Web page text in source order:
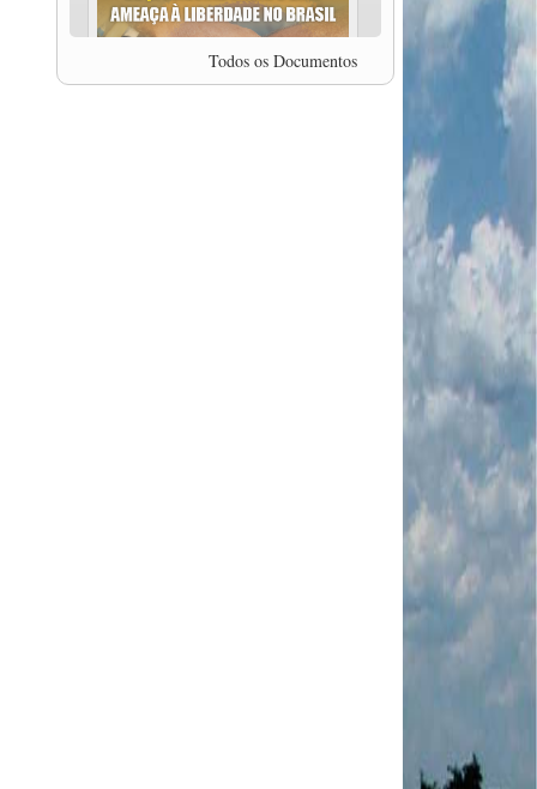
professor da Unisinos e Doutor em Ciências da
Comunicação da USP, Rafael Grohmann, que
coordena uma pesquisa internacional que visa
pressionar as plataformas digitais por melhores
Todos os Documentos